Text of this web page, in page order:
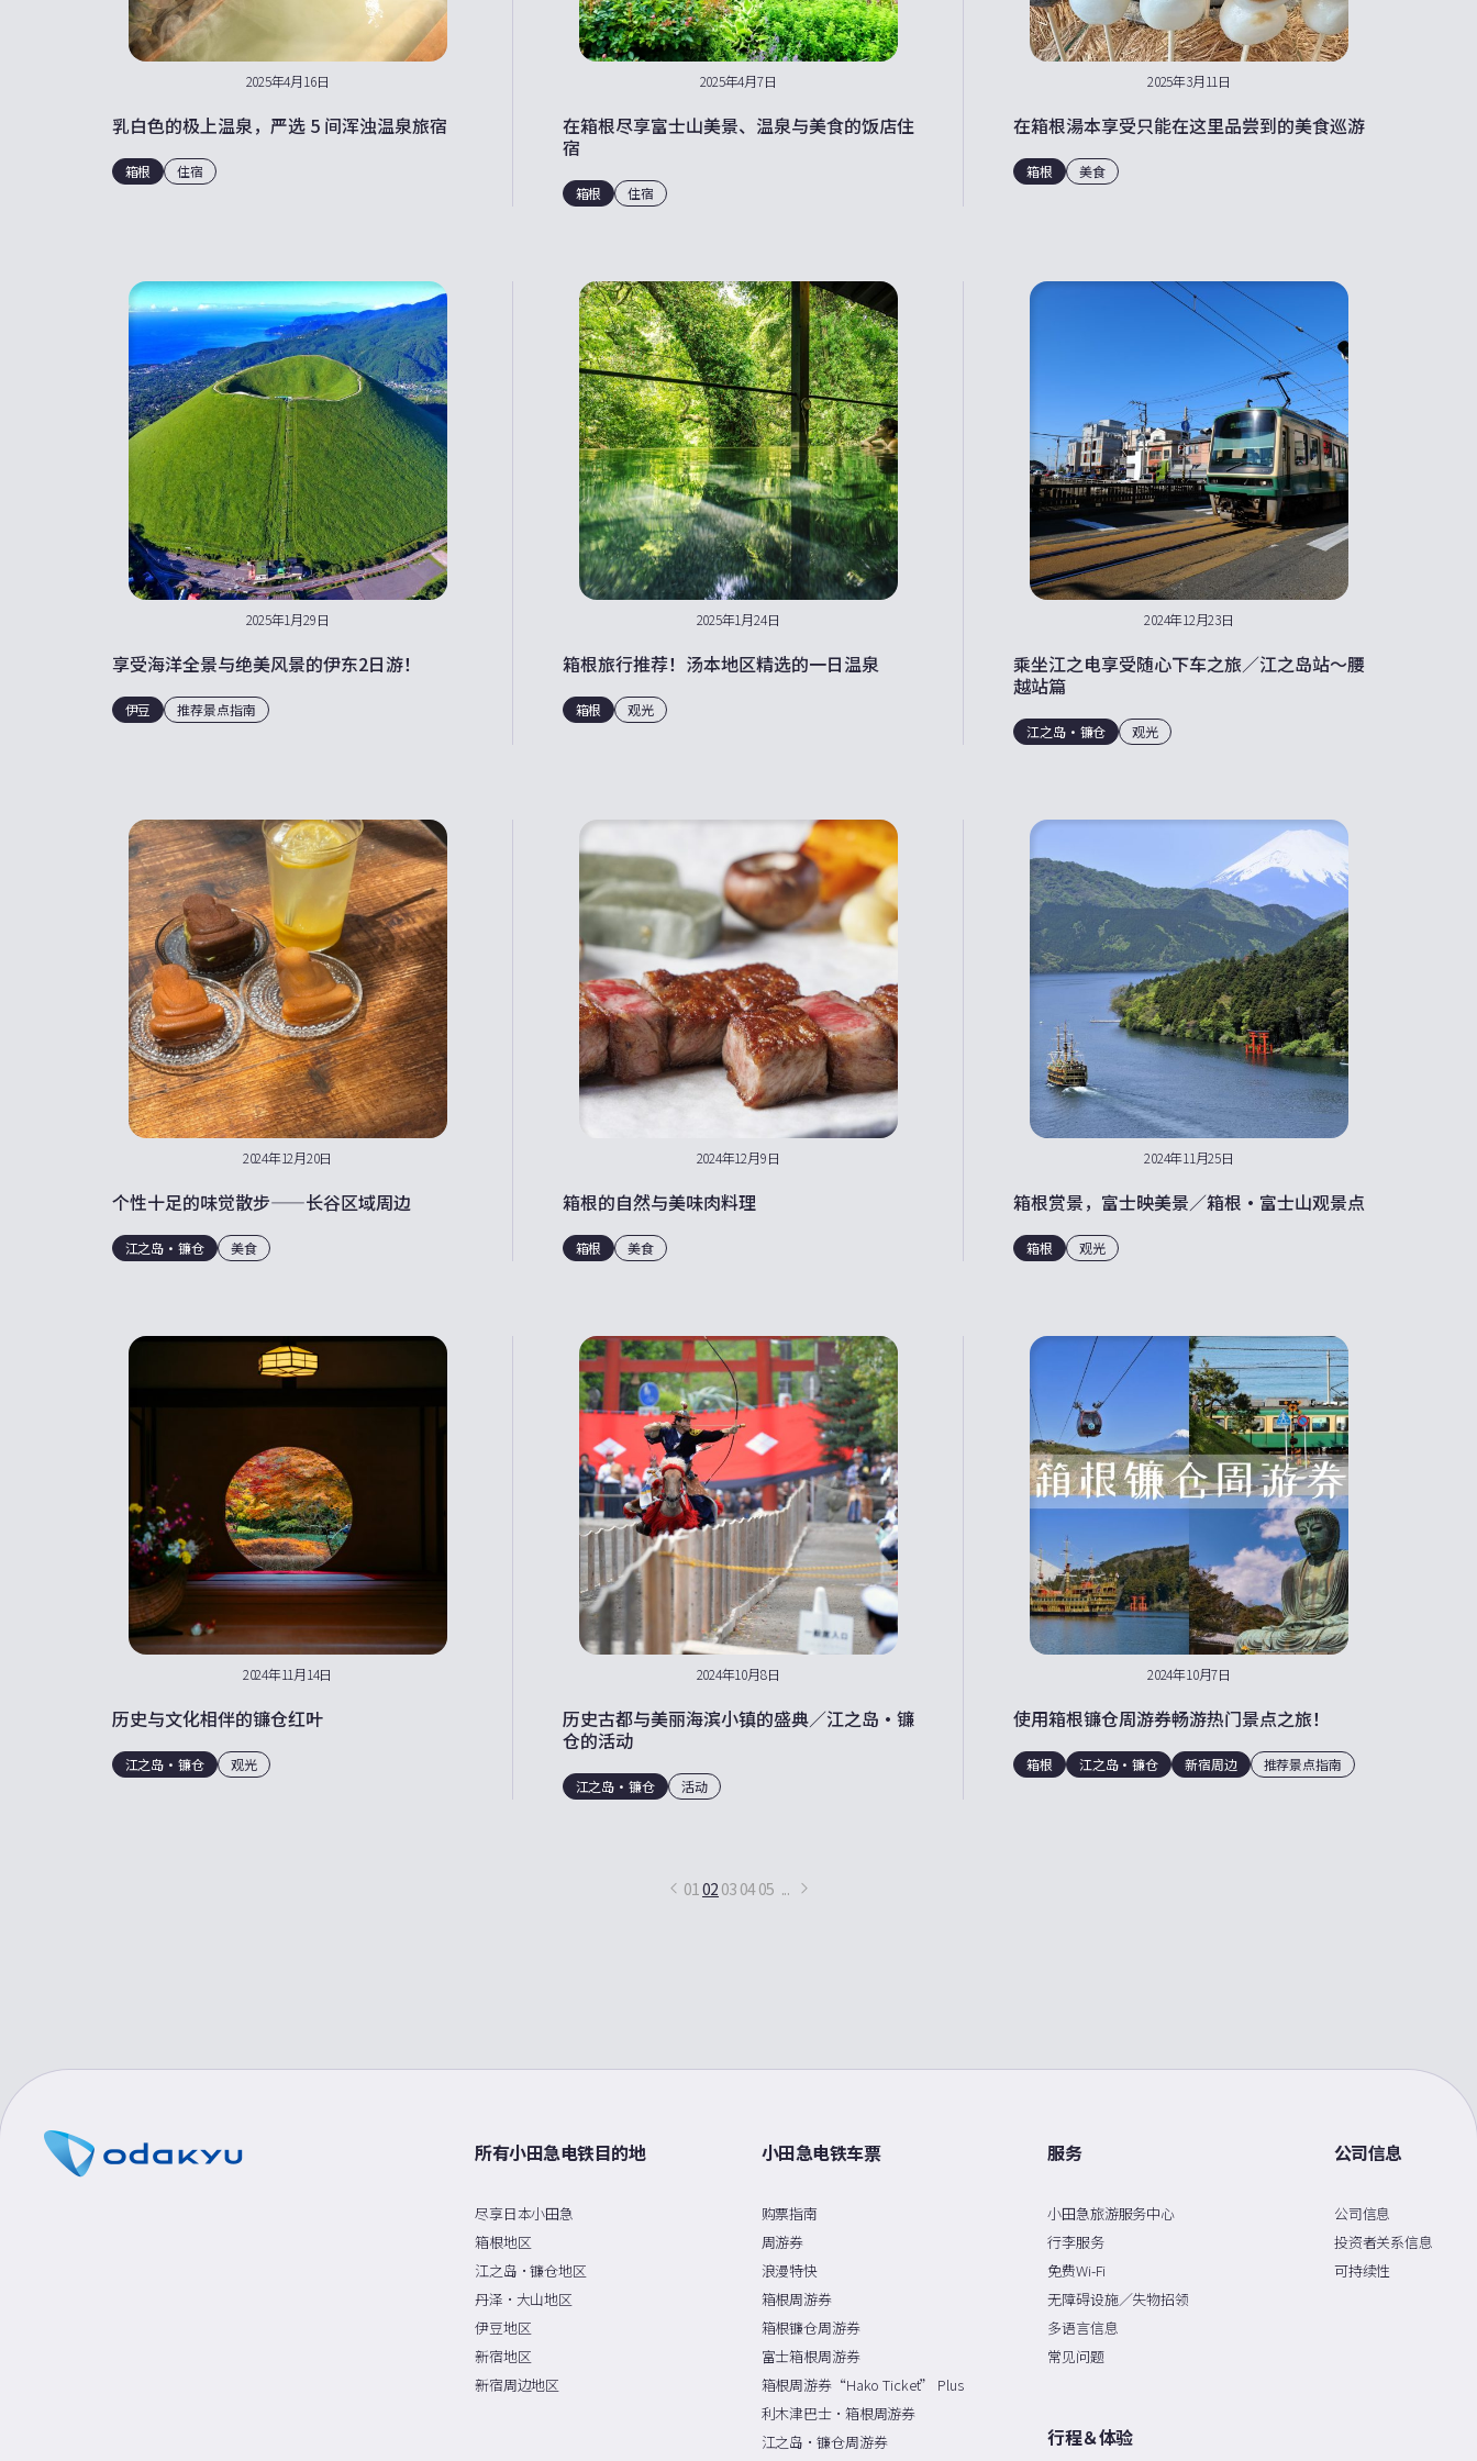
2025年4月16日
乳白色的极上温泉，严选 5 间浑浊温泉旅宿
箱根 住宿
2025年4月7日
在箱根尽享富士山美景、温泉与美食的饭店住
宿
箱根 住宿
2025年3月11日
在箱根湯本享受只能在这里品尝到的美食巡游
箱根 美食
2025年1月29日
享受海洋全景与绝美风景的伊东2日游！
伊豆 推荐景点指南
2025年1月24日
箱根旅行推荐！汤本地区精选的一日温泉
箱根 观光
2024年12月23日
乘坐江之电享受随心下车之旅／江之岛站～腰
越站篇
江之岛・镰仓 观光
2024年12月20日
个性十足的味觉散步——长谷区域周边
江之岛・镰仓 美食
2024年12月9日
箱根的自然与美味肉料理
箱根 美食
2024年11月25日
箱根赏景，富士映美景／箱根・富士山观景点
箱根 观光
2024年11月14日
历史与文化相伴的镰仓红叶
江之岛・镰仓 观光
2024年10月8日
历史古都与美丽海滨小镇的盛典／江之岛・镰
仓的活动
江之岛・镰仓 活动
2024年10月7日
使用箱根镰仓周游券畅游热门景点之旅！
箱根 江之岛・镰仓 新宿周边 推荐景点指南
0102 03 0405 ...
所有小田急电铁目的地
尽享日本小田急
箱根地区
江之岛・镰仓地区
丹泽・大山地区
伊豆地区
新宿地区
新宿周边地区
小田急电铁车票
购票指南
周游券
浪漫特快
箱根周游券
箱根镰仓周游券
富士箱根周游券
箱根周游券“Hako Ticket” Plus
利木津巴士・箱根周游券
江之岛・镰仓周游券
服务
小田急旅游服务中心
行李服务
免费Wi-Fi
无障碍设施／失物招领
多语言信息
常见问题
行程＆体验
公司信息
公司信息
投资者关系信息
可持续性